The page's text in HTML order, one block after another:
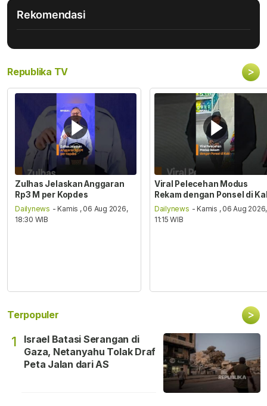
Rekomendasi
Republika TV >
Zulhas Jelaskan Anggaran
Rp3 M per Kopdes
Dailynews - Kamis , 06 Aug 2026,
18:30 WIB
Viral Pelecehan Modus
Rekam dengan Ponsel di
Dailynews - Kamis , 06 Aug 2026,
11:15 WIB
Terpopuler >
1
Israel Batasi Serangan di
Gaza, Netanyahu Tolak Draf
Peta Jalan dari AS